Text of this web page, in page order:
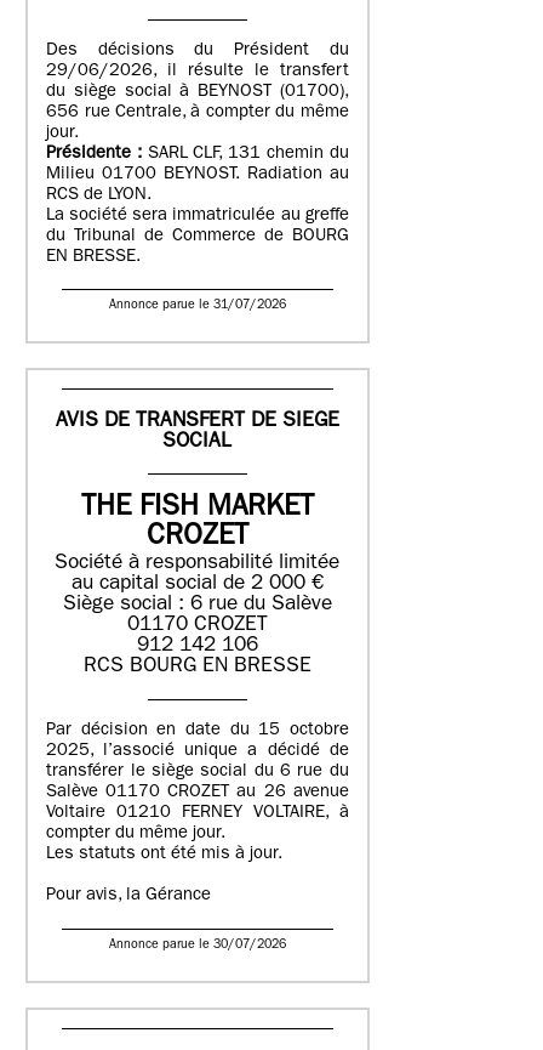
Des décisions du Président du
29/06/2026, il résulte le transfert
du siège social à BEYNOST (01700),
656 rue Centrale, à compter du même
jour.
Présidente :SARL CLF, 131 chemin du
Milieu 01700 BEYNOST. Radiation au
RCS de LYON.
La société sera immatriculée au greffe
du Tribunal de Commerce de BOURG
EN BRESSE.
Annonce parue le 31/07/2026
AVIS DE TRANSFERT DE SIEGE
SOCIAL
THE FISH MARKET
CROZET
Société à responsabilité limitée
au capital social de 2 000 €
Siège social : 6 rue du Salève
01170 CROZET
912 142 106
RCS BOURG EN BRESSE
Par décision en date du 15 octobre
2025, l’associé unique a décidé de
transférer le siège social du 6 rue du
Salève 01170 CROZET au 26 avenue
Voltaire 01210 FERNEY VOLTAIRE, à
compter du même jour.
Les statuts ont été mis à jour.
Pour avis, la Gérance
Annonce parue le 30/07/2026